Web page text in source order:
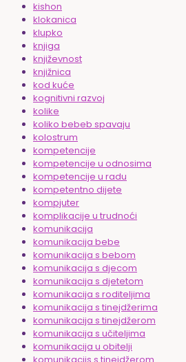
kishon
klokanica
klupko
knjiga
književnost
knjižnica
kod kuće
kognitivni razvoj
kolike
koliko bebeb spavaju
kolostrum
kompetencije
kompetencije u odnosima
kompetencije u radu
kompetentno dijete
kompjuter
komplikacije u trudnoći
komunikacija
komunikacija bebe
komunikacija s bebom
komunikacija s djecom
komunikacija s djetetom
komunikacija s roditeljima
komunikacija s tinejdžerima
komunikacija s tinejdžerom
komunikacija s učiteljima
komunikacija u obitelji